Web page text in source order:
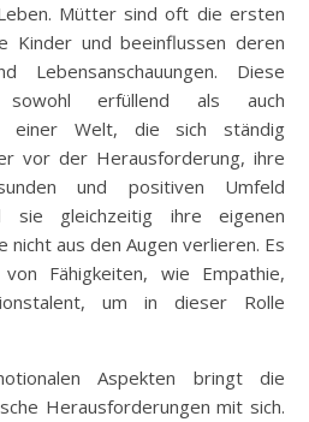
Mütter sind oft die ersten
Kinder und beeinflussen deren
Lebensanschauungen. Diese
sowohl erfüllend als auch
einer Welt, die sich ständig
vor der Herausforderung, ihre
und positiven Umfeld
sie gleichzeitig ihre eigenen
nicht aus den Augen verlieren. Es
Fähigkeiten, wie Empathie,
um in dieser Rolle
Aspekten bringt die
Herausforderungen mit sich.